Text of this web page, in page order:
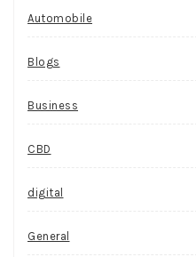
Automobile
Blogs
Business
CBD
digital
General